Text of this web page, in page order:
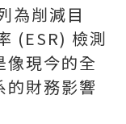
為削減目
(ESR) 檢測
像現今的全
的財務影響